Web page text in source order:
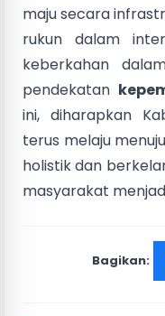
maju secara
rukun dalam
keberkahan
pendekatan
ini, diharapkan
terus melaju
holistik dan
masyarakat
Bagikan: